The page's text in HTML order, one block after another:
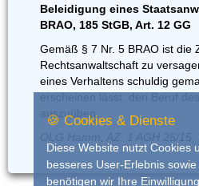
Beleidigung eines
BRAO, 185 StGB, Art. 12 GG
Gemäß § 7 Nr. 5 BRAO ist die
Rechtsanwaltschaft zu
eines Verhaltens schuldig
erscheinen lässt, den Beruf
auszuüben.
OLG Hamm, AZ: 1 AGH 25/15,
🍪 Cookies & Dienste
Diese Website nutzt Cookies
besseres User-Erlebnis
benötigen wir Ihre